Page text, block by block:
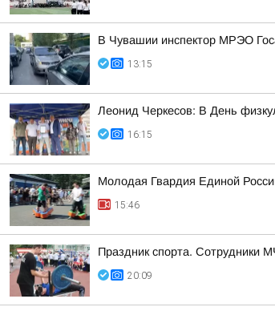
В Чувашии инспектор МРЭО
13:15
Леонид Черкесов: В День
16:15
Молодая Гвардия Единой
15:46
Праздник спорта. Сотрудники
20:09